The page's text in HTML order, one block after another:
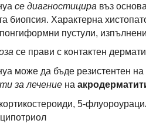
се диагностицира въз
биопсия. Характерна
пустули,
се прави с контактен
може да бъде резистентен
за лечение на
5-